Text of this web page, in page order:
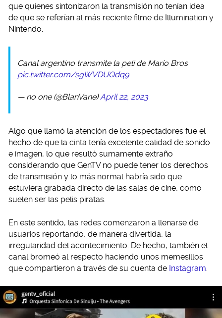
que quienes sintonizaron la transmisión no tenían idea
de que se referían al más reciente filme de Illumination y
Nintendo.
Canal argentino transmite la peli de Mario Bros
pic.twitter.com/sgWVDUQdq9
— no one (@BlanVane)April 22, 2023
Algo que llamó la atención de los espectadores fue el
hecho de que la cinta tenía excelente calidad de sonido
e imagen, lo que resultó sumamente extraño
considerando que GenTV no puede tener los derechos
de transmisión y lo más normal habría sido que
estuviera grabada directo de las salas de cine, como
suelen ser las pelis piratas.
En este sentido, las redes comenzaron a llenarse de
usuarios reportando, de manera divertida, la
irregularidad del acontecimiento. De hecho, también el
canal bromeó al respecto haciendo unos memesillos
que compartieron a través de su cuenta de Instagram.